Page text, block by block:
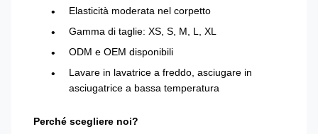
Elasticità moderata nel corpetto
Gamma di taglie: XS, S, M, L, XL
ODM e OEM disponibili
Lavare in lavatrice a freddo, asciugare in
asciugatrice a bassa temperatura
Perché scegliere noi?